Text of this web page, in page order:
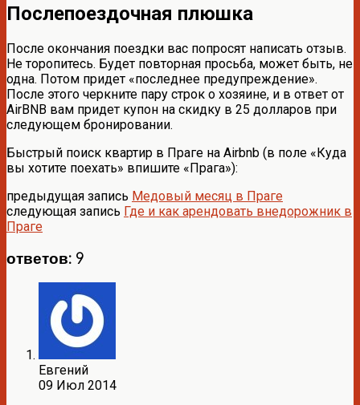
Послепоездочная плюшка
После окончания поездки вас попросят написать отзыв.
Не торопитесь. Будет повторная просьба, может быть, не
одна. Потом придет «последнее предупреждение».
После этого черкните пару строк о хозяине, и в ответ от
AirBNB вам придет купон на скидку в 25 долларов при
следующем бронировании.
Быстрый поиск квартир в Праге на Airbnb (в поле «Куда
вы хотите поехать» впишите «Прага»):
предыдущая запись Медовый месяц в Праге
следующая запись Где и как арендовать внедорожник в
Праге
ответов: 9
Евгений
09 Июл 2014